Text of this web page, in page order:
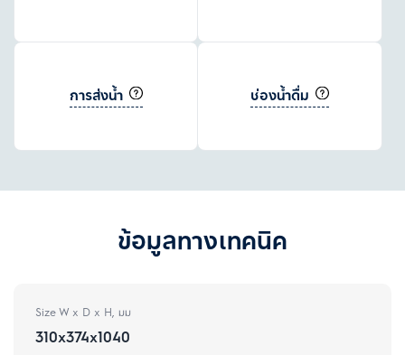
การส่งน้ำ ช่องน้ำดื่ม
ข้อมูลทางเทคนิค
Size W x D x H, มม
310x374x1040